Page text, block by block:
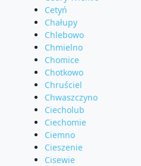
Cetyń
Chałupy
Chlebowo
Chmielno
Chomice
Chotkowo
Chruściel
Chwaszczyno
Ciecholub
Ciechomie
Ciemno
Cieszenie
Cisewie